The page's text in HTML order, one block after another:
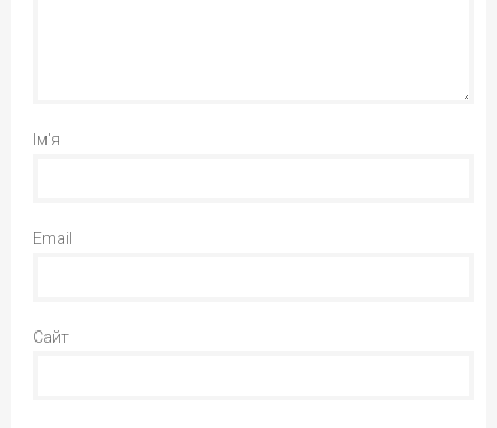
Ім'я
Email
Сайт